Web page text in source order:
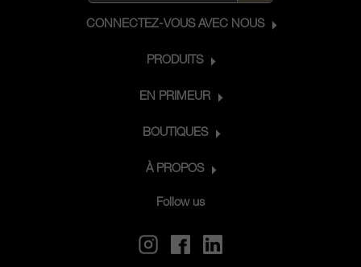
CONNECTEZ-VOUS AVEC NOUS
PRODUITS
EN PRIMEUR
BOUTIQUES
À PROPOS
Follow us